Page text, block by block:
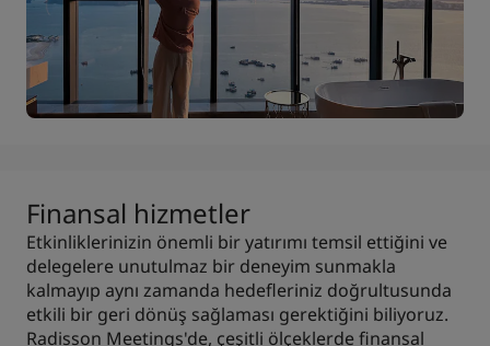
Finansal hizmetler
Etkinliklerinizin önemli bir yatırımı temsil ettiğini ve
delegelere unutulmaz bir deneyim sunmakla
kalmayıp aynı zamanda hedefleriniz doğrultusunda
etkili bir geri dönüş sağlaması gerektiğini biliyoruz.
Radisson Meetings'de, çeşitli ölçeklerde finansal